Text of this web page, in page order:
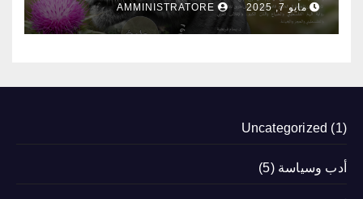
مايو 7, 2025 AMMINISTRATORE
Uncategorized (1)
أدب وسياسة (5)